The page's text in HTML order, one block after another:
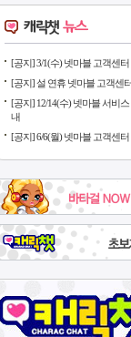
[공지] 3/1(수) 넷마블 고객센
[공지] 설 연휴 넷마블 고객센
[공지] 12/14(수) 넷마블 서비
내
[공지] 6/6(월) 넷마블 고객센